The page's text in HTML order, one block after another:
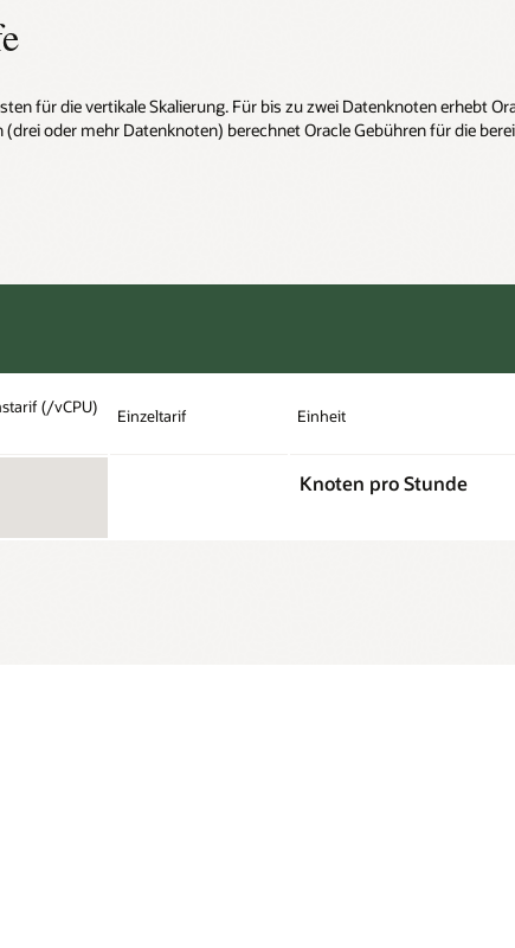
für die vertikale Skalierung. Für bis zu zwei Datenknoten erhebt
oder mehr Datenknoten) berechnet Oracle Gebühren für die
(/vCPU)
Einzeltarif Einheit
Knoten pro Stunde